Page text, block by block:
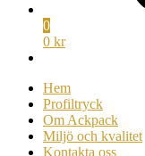
0
0 kr
Hem
Profiltryck
Om Ackpack
Miljö och kvalitet
Kontakta oss